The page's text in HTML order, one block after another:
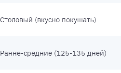
Столовый (вкусно покушать)
Ранне-средние (125-135 дней)